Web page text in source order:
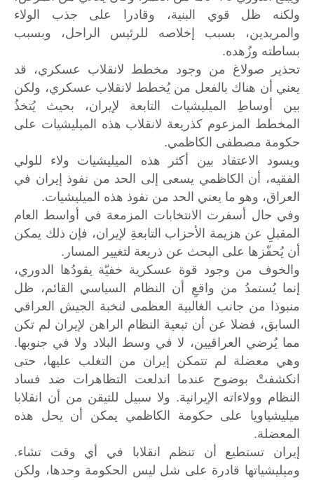
ولكنه ظل قوي البنية، وقادرا على جذب الولاء
والمريدين، بسبب إخلاصه للرئيس الراحل، وبسبب
بساطته وزُهده.
تحذير صولاغ من وجود مخطط لانقلاب عسكري، قد
يعني أن هناك بالفعل من يُخطط لانقلاب عسكري، ولكن
بين أوساطِ الميليشيات التابعة لإيران، بحيث يُتخذُ
المخطط المزعوم كذريعة لانقلاب هذه الميليشيات على
حكومة مصطفى الكاظمي.
ويسود الاعتقاد بين أكثر هذه الميليشيات ولاء للولي
الفقيه، أن الكاظمي يسعى إلى الحد من نفوذ إيران في
العراق، وهو ما يعني الحد من نفوذ هذه الميليشيات.
وفي حال أسفرت الانتخابات المزمعة في أواسط العام
المقبلِ عن هزيمة الأحزاب التابعةِ لإيران، فإن ذلك يمكن
أن يُحفّزها على البحث عن ذريعة لتغيير المسار.
والخوف من وجود قوة عسكرية خفيّة يقودُها الدوري،
إنما يُستمدُ من واقعِ أن النظام السياسي القائم، ظل
منبوذا من جانب الغالبية العظمى لنخبة الجيش العراقي
السابق، فضلا عن أن تبعية النظام الراهن لإيران لم تكن
مما يُرضي العراقيين، لا في وسط البلاد ولا في جنوبها.
وهي معضلة لم تتمكن إيران من التغلب عليها، حتى
انكشفتْ بوضوح عندما اندلعت التظاهرات ضد فساد
النظام وولاءاته الإيرانية. ولا سبيل للتيقن من أن انقلابا
ميليشياويا على حكومة الكاظمي يمكن أن يحل هذه
المعضلة.
إيران تستطيع أن تنظم انقلابا في أي وقت تشاء.
وميليشياتها قادرة على شل ليس الحكومة وحدها، ولكن